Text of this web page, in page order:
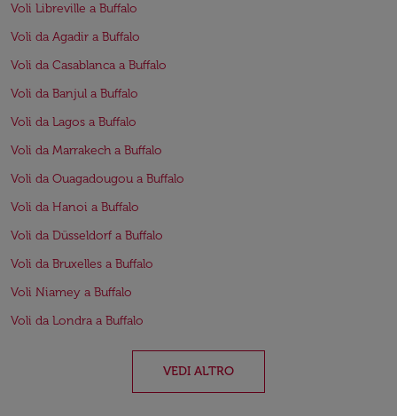
Voli Libreville a Buffalo
Voli da Agadir a Buffalo
Voli da Casablanca a Buffalo
Voli da Banjul a Buffalo
Voli da Lagos a Buffalo
Voli da Marrakech a Buffalo
Voli da Ouagadougou a Buffalo
Voli da Hanoi a Buffalo
Voli da Düsseldorf a Buffalo
Voli da Bruxelles a Buffalo
Voli Niamey a Buffalo
Voli da Londra a Buffalo
VEDI ALTRO